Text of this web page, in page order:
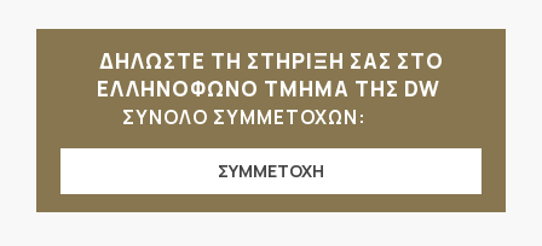
ΔΗΛΩΣΤΕ ΤΗ ΣΤΗΡΙΞΗ ΣΑΣ ΣΤΟ
ΕΛΛΗΝΟΦΩΝΟ ΤΜΗΜΑ ΤΗΣ DW
ΣΥΝΟΛΟ ΣΥΜΜΕΤΟΧΩΝ:
ΣΥΜΜΕΤΟΧΗ